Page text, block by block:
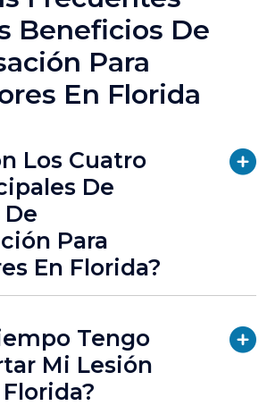
Beneficios De
Para
En Florida
Los Cuatro
De
Para
En Florida?
Tengo
Mi Lesión